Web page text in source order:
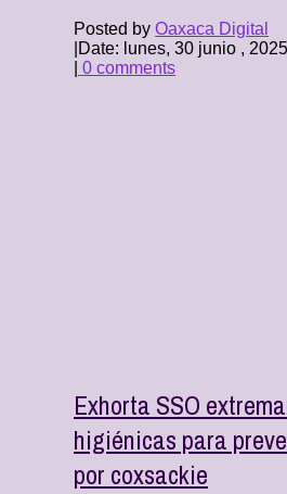
Posted by Oaxaca Digital
Date: lunes, 30 junio , 2025
0 comments
Exhorta SSO
higiénicas para
por coxsackie